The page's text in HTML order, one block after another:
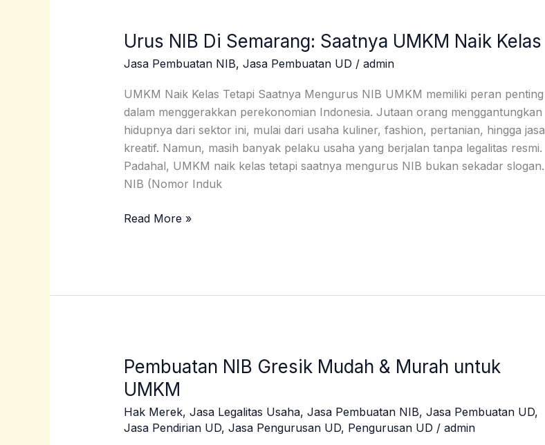
Urus NIB Di Semarang: Saatnya UMKM Naik Kelas
Jasa Pembuatan NIB, Jasa Pembuatan UD / admin
UMKM Naik Kelas Tetapi Saatnya Mengurus NIB UMKM memiliki peran penting
dalam menggerakkan perekonomian Indonesia. Jutaan orang menggantungkan
hidupnya dari sektor ini, mulai dari usaha kuliner, fashion, pertanian, hingga jasa
kreatif. Namun, masih banyak pelaku usaha yang berjalan tanpa legalitas resmi.
Padahal, UMKM naik kelas tetapi saatnya mengurus NIB bukan sekadar slogan.
NIB (Nomor Induk
Urus
Semarang:
Saatnya
UMKM
Naik
Kelas
Read More »
Pembuatan NIB Gresik Mudah & Murah untuk
UMKM
Hak Merek, Jasa Legalitas Usaha, Jasa Pembuatan NIB, Jasa Pembuatan UD,
Jasa Pendirian UD, Jasa Pengurusan UD, Pengurusan UD / admin
Pembuatan
NIB
Gresik
Mudah
&